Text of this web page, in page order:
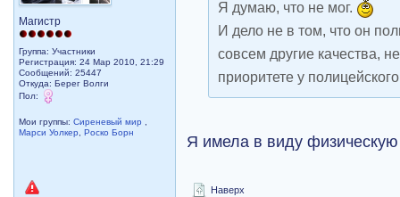
Магистр
Группа: Участники
Регистрация: 24 Мар 2010, 21:29
Сообщений: 25447
Откуда: Берег Волги
Пол:
Мои группы:Сиреневый мир
Марси Уолкер
,Роско Борн
Я думаю, что не мог.
И дело не в том, что он
совсем другие качества,
приоритете у
Я имела в виду физическую
Наверх